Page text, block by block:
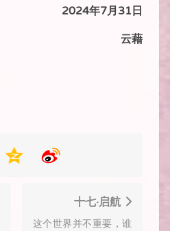
2024年7月31日
云藉
十七·启航
这个世界并不重要，谁